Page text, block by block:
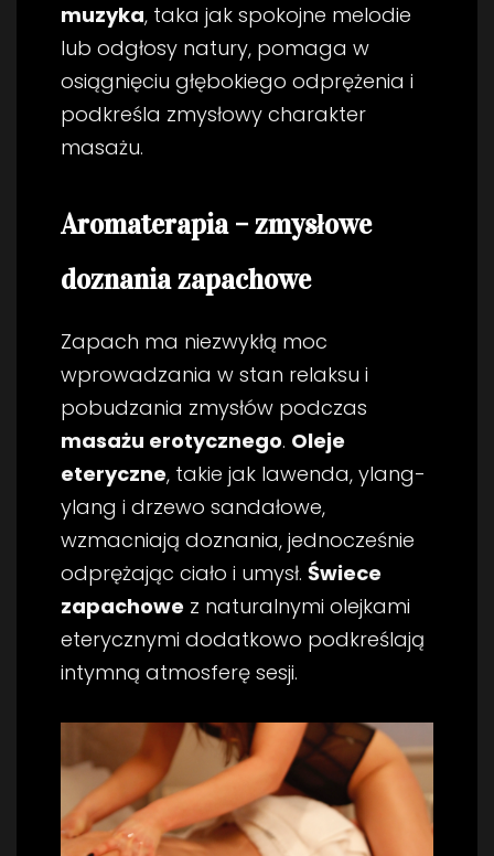
muzyka, taka jak spokojne melodie
lub odgłosy natury, pomaga w
osiągnięciu głębokiego odprężenia i
podkreśla zmysłowy charakter
masażu.
Aromaterapia – zmysłowe
doznania zapachowe
Zapach ma niezwykłą moc
wprowadzania w stan relaksu i
pobudzania zmysłów podczas
masażu erotycznego. Oleje
eteryczne, takie jak lawenda, ylang-
ylang i drzewo sandałowe,
wzmacniają doznania, jednocześnie
odprężając ciało i umysł. Świece
zapachowe z naturalnymi olejkami
eterycznymi dodatkowo podkreślają
intymną atmosferę sesji.